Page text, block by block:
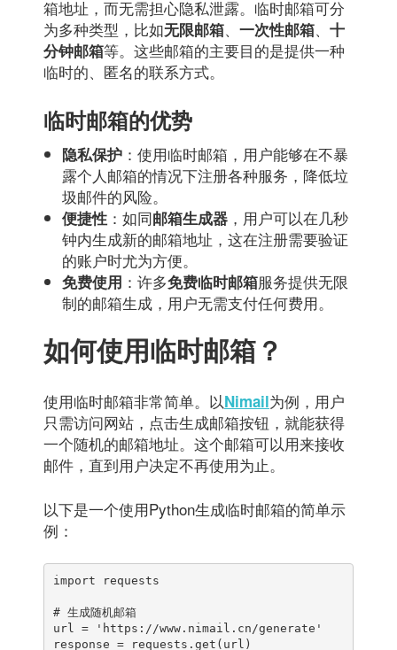
箱地址，而无需担心隐私泄露。临时邮箱可分
为多种类型，比如无限邮箱、 一次性邮箱、 十
分钟邮箱等。这些邮箱的主要目的是提供一种
临时的、匿名的联系方式。
临时邮箱的优势
隐私保护 ：使用临时邮箱，用户能够在不暴
露个人邮箱的情况下注册各种服务，降低垃
圾邮件的风险。
便捷性 ：如同邮箱生成器 ，用户可以在几秒
钟内生成新的邮箱地址，这在注册需要验证
的账户时尤为方便。
免费使用 ：许多免费临时邮箱服务提供无限
制的邮箱生成，用户无需支付任何费用。
如何使用临时邮箱？
使用临时邮箱非常简单。以Nimail为例，用户
只需访问网站，点击生成邮箱按钮，就能获得
一个随机的邮箱地址。这个邮箱可以用来接收
邮件，直到用户决定不再使用为止。
以下是一个使用Python生成临时邮箱的简单示
例：
import requests
# 生成随机邮箱
url = 'https://www.nimail.cn/generate'
response = requests.get(url)